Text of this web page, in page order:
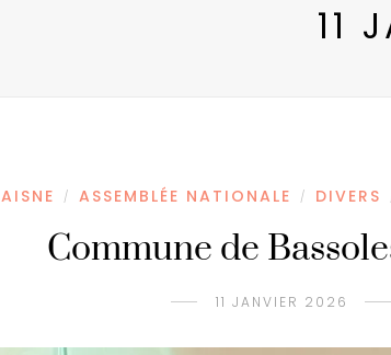
11
AISNE / ASSEMBLÉE NATIONALE / DIVERS
Commune de
11 JANVIER 2026